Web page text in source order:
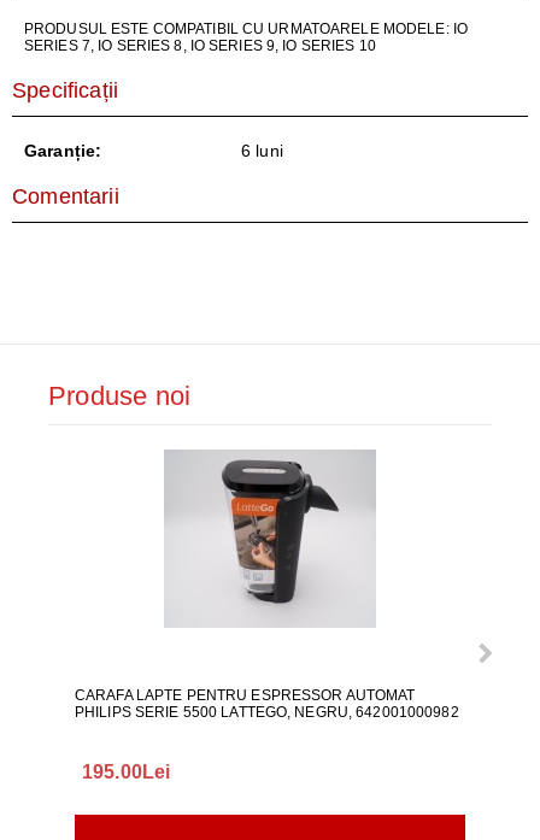
PRODUSUL ESTE COMPATIBIL CU URMATOARELE MODELE: IO
SERIES 7, IO SERIES 8, IO SERIES 9, IO SERIES 10
Specificații
Garanție: 6 luni
Comentarii
Produse noi
CARAFA LAPTE PENTRU ESPRESSOR AUTOMAT
PHILIPS SERIE 5500 LATTEGO, NEGRU, 642001000982
195.00Lei